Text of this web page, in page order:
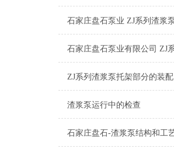
ZJ系列渣浆泵托架部分的装配
渣浆泵运行中的检查